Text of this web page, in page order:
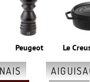
Peugeot Le